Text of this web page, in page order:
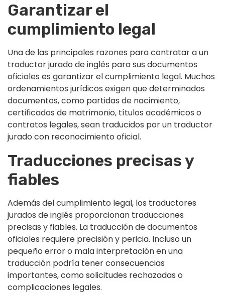
Garantizar el
cumplimiento legal
Una de las principales razones para contratar a un
traductor jurado de inglés para sus documentos
oficiales es garantizar el cumplimiento legal. Muchos
ordenamientos jurídicos exigen que determinados
documentos, como partidas de nacimiento,
certificados de matrimonio, títulos académicos o
contratos legales, sean traducidos por un traductor
jurado con reconocimiento oficial.
Traducciones precisas y
fiables
Además del cumplimiento legal, los traductores
jurados de inglés proporcionan traducciones
precisas y fiables. La traducción de documentos
oficiales requiere precisión y pericia. Incluso un
pequeño error o mala interpretación en una
traducción podría tener consecuencias
importantes, como solicitudes rechazadas o
complicaciones legales.